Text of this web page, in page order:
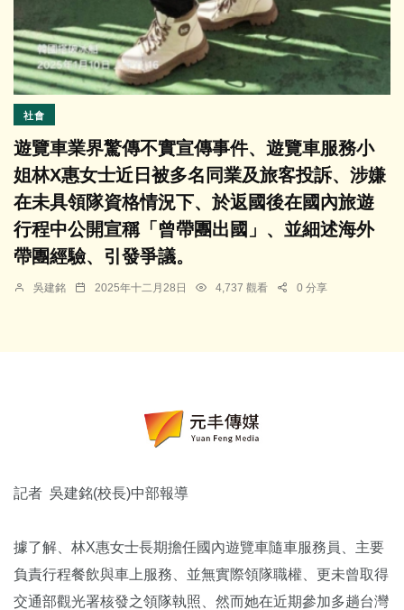
社會
遊覽車業界驚傳不實宣傳事件、遊覽車服務小
姐林X惠女士近日被多名同業及旅客投訴、涉嫌
在未具領隊資格情況下、於返國後在國內旅遊
行程中公開宣稱「曾帶團出國」、並細述海外
帶團經驗、引發爭議。
吳建銘 2025年十二月28日 4,737 觀看 0 分享
記者 吳建銘(校長)中部報導
據了解、林X惠女士長期擔任國內遊覽車隨車服務員、主要
負責行程餐飲與車上服務、並無實際領隊職權、更未曾取得
交通部觀光署核發之領隊執照、然而她在近期參加多趟台灣